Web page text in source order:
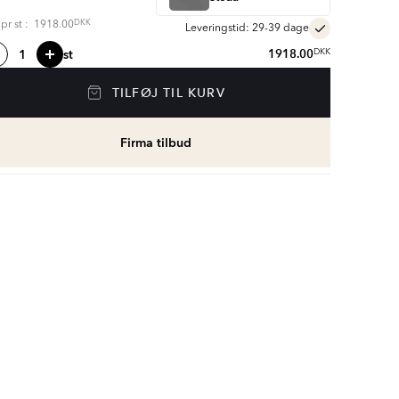
prst : 1918.00DKK
Leveringstid: 29-39 dage
st 1918.00DKK
TILFØJ TIL KURV
Firma tilbud